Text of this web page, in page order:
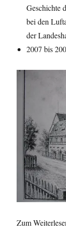
Geschichte
bei den
der
2007 bis
Zum